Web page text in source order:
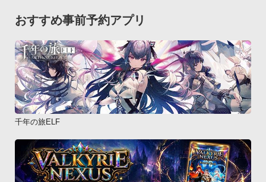
おすすめ事前予約アプリ
千年の旅ELF